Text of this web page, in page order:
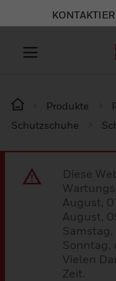
Produkte
Schutzschuhe
Diese
August,
August,
Sonntag,
Vielen
Zeit.